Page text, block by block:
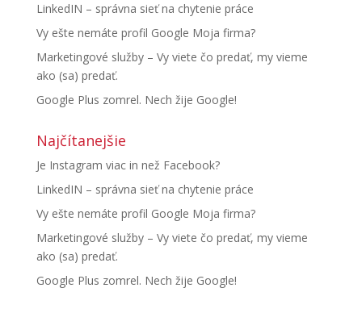
LinkedIN – správna sieť na chytenie práce
Vy ešte nemáte profil Google Moja firma?
Marketingové služby – Vy viete čo predať, my vieme
ako (sa) predať.
Google Plus zomrel. Nech žije Google!
Najčítanejšie
Je Instagram viac in než Facebook?
LinkedIN – správna sieť na chytenie práce
Vy ešte nemáte profil Google Moja firma?
Marketingové služby – Vy viete čo predať, my vieme
ako (sa) predať.
Google Plus zomrel. Nech žije Google!